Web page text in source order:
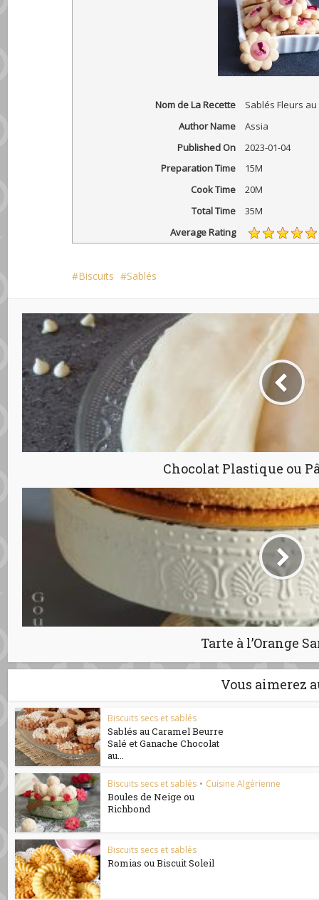
Nom de La Recette
Sablés Fleurs
Author Name
Assia
Published On
2023-01-04
Preparation Time
15M
Cook Time
20M
Total Time
35M
Average Rating
Biscuits Sablés
Chocolat Plastique ou
Tarte à l’Orange
Vous aimerez
Biscuits secs et sablés
Sablés au Caramel Beurre
Salé et Ganache Chocolat
au...
Biscuits secs et sablés • Cuisine Algérienne
Boules de Neige ou
Richbond
Biscuits secs et sablés
Romias ou Biscuit Soleil